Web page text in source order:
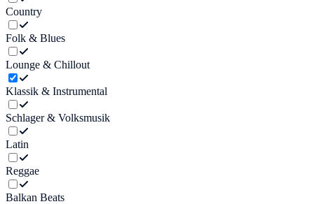
Country
Folk & Blues
Lounge & Chillout
Klassik & Instrumental
Schlager & Volksmusik
Latin
Reggae
Balkan Beats